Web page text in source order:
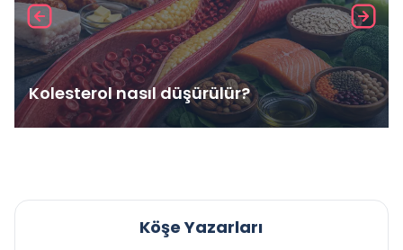
Kolesterol nasıl düşürülür?
Köşe Yazarları